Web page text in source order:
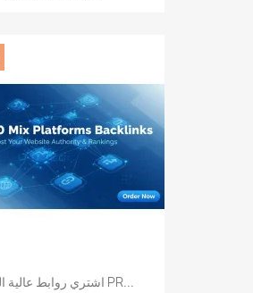
اشتري روابط عالية الجودة PR...